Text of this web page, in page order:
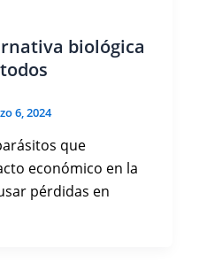
biológica
6, 2024
que
económico en la
pérdidas en